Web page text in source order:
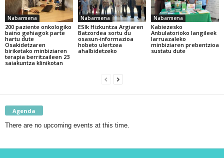
Nabarmena
200 paziente onkologiko
baino gehiagok parte
hartu dute
Osakidetzaren
biriketako minbiziaren
terapia berritzaileen 23
saiakuntza klinikotan
Nabarmena
ESIk Hizkuntza Argiaren
Batzordea sortu du
osasun-informazioa
hobeto ulertzea
ahalbidetzeko
Nabarmena
Kabiezesko
Anbulatorioko langileek
larruazaleko
minbiziaren prebentzioa
sustatu dute
Agenda
There are no upcoming events at this time.